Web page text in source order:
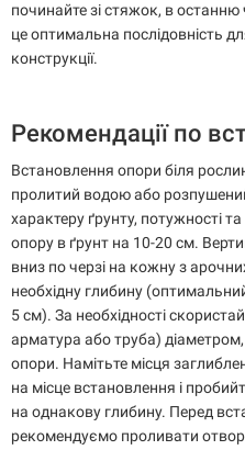
починайте зі стяжок, в останню
це оптимальна послідовність
конструкції.
Рекомендації по
Встановлення опори біля
пролитий водою або
характеру ґрунту, потужності
опору в ґрунт на 10-20 см.
вниз по черзі на кожну з
необхідну глибину
5 см). За необхідності
арматура або труба) діаметром,
опори. Намітьте місця
на місце встановлення і
на однакову глибину. Перед
рекомендуємо проливати